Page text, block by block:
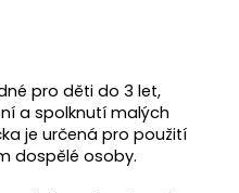
pro děti do 3 let,
a spolknutí malých
je určená pro použití
dospělé osoby.